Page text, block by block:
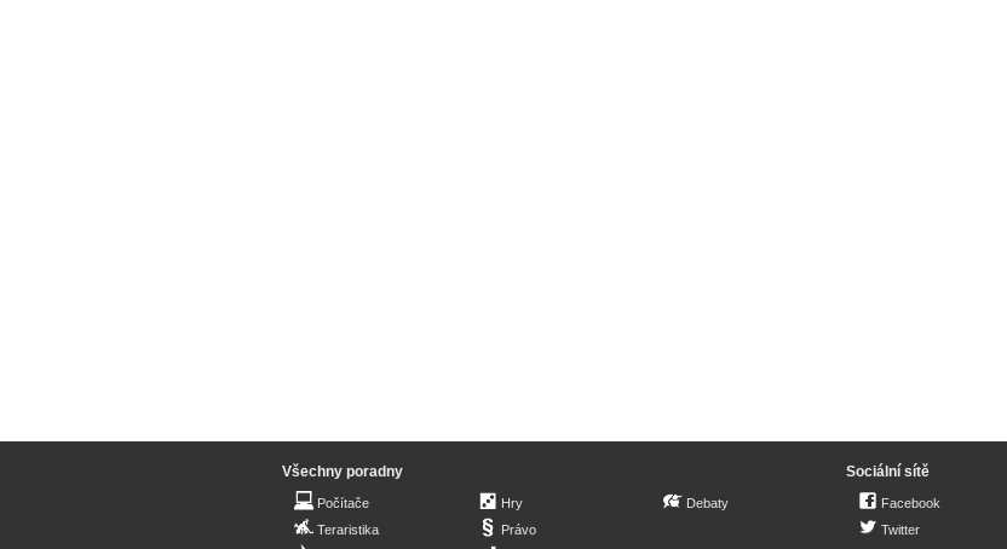
Všechny poradny
Počítače
Teraristika
Hry
Právo
Debaty
Sociální sítě
Facebook
Twitter